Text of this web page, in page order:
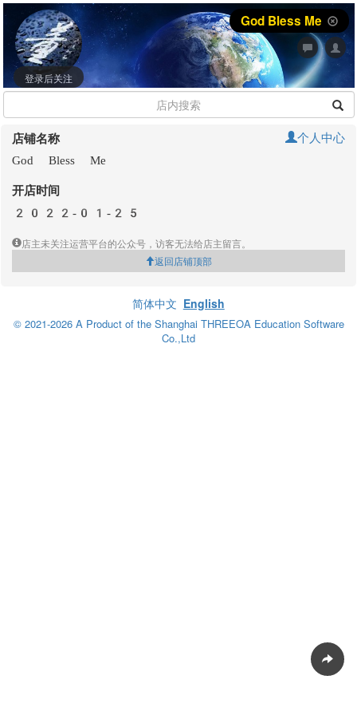
登录后关注
God Bless Me
店铺名称 个人中心
God Bless Me
开店时间
2022-01-25
店主未关注运营平台的公众号，访客无法给店主留言。
返回店铺顶部
简体中文 English
© 2021-2026 A Product of the Shanghai THREEOA Education Software
Co.,Ltd